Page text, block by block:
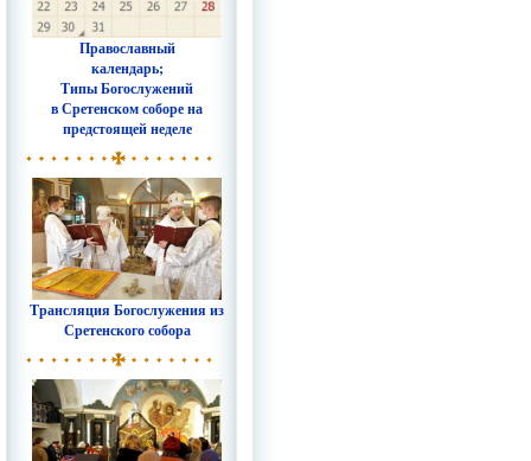
Православный
календарь;
Типы Богослужений
в Сретенском соборе на
предстоящей неделе
Трансляция Богослужения из
Сретенского собора